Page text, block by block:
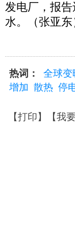
发电厂，报
水。（张亚东
热词： 全球变
增加 散热 停
【打印】【我